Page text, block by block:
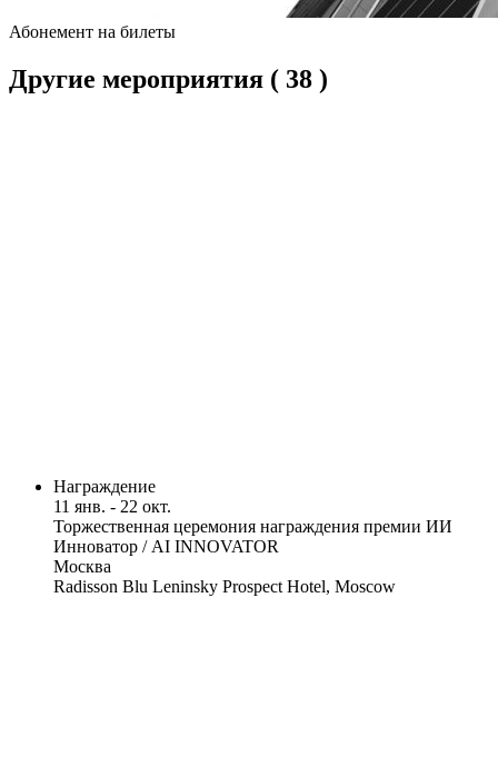
Абонемент на билеты
Другие мероприятия ( 38 )
Награждение
11 янв. - 22 окт.
Торжественная церемония награждения премии ИИ
Инноватор / AI INNOVATOR
Москва
Radisson Blu Leninsky Prospect Hotel, Moscow